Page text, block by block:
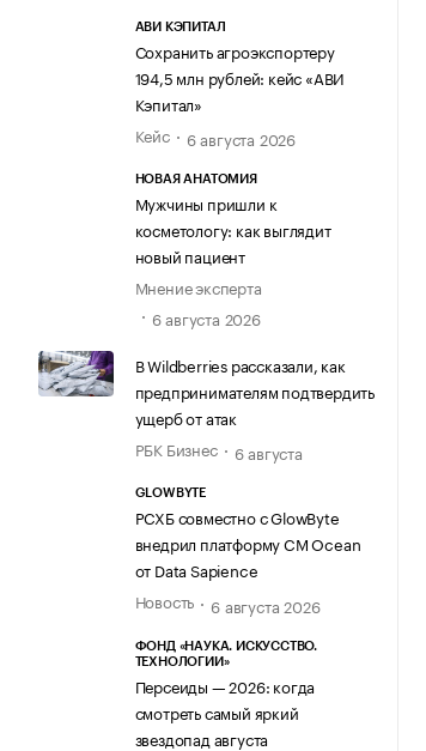
АВИ КЭПИТАЛ
Сохранить агроэкспортеру
194,5 млн рублей: кейс «АВИ
Кэпитал»
Кейс
6 августа 2026
НОВАЯ АНАТОМИЯ
Мужчины пришли к
косметологу: как выглядит
новый пациент
Мнение эксперта
6 августа 2026
В Wildberries рассказали, как
предпринимателям подтвердить
ущерб от атак
РБК Бизнес
6 августа
GLOWBYTE
РСХБ совместно с GlowByte
внедрил платформу CM Ocean
от Data Sapience
Новость
6 августа 2026
ФОНД «НАУКА. ИСКУССТВО.
ТЕХНОЛОГИИ»
Персеиды — 2026: когда
смотреть самый яркий
звездопад августа